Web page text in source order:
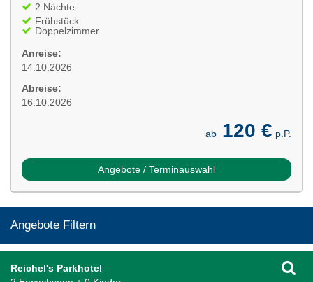
2 Nächte
Frühstück
Doppelzimmer
Anreise:
14.10.2026
Abreise:
16.10.2026
ab 120 € p.P.
Angebote / Terminauswahl
Angebote Filtern
Reichel's Parkhotel